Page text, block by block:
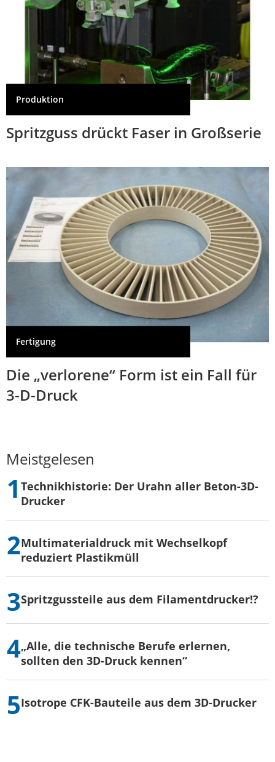
Produktion
Spritzguss drückt Faser in Großserie
Fertigung
Die „verlorene“ Form ist ein Fall für
3-D-Druck
Meistgelesen
Technikhistorie: Der Urahn aller Beton-3D-
Drucker
Multimaterialdruck mit Wechselkopf
reduziert Plastikmüll
Spritzgussteile aus dem Filamentdrucker!?
„Alle, die technische Berufe erlernen,
sollten den 3D-Druck kennen“
Isotrope CFK-Bauteile aus dem 3D-Drucker